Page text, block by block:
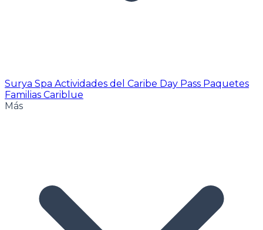
Surya Spa Actividades del Caribe Day Pass Paquetes
Familias Cariblue
Más